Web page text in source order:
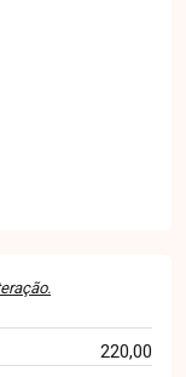
220,00